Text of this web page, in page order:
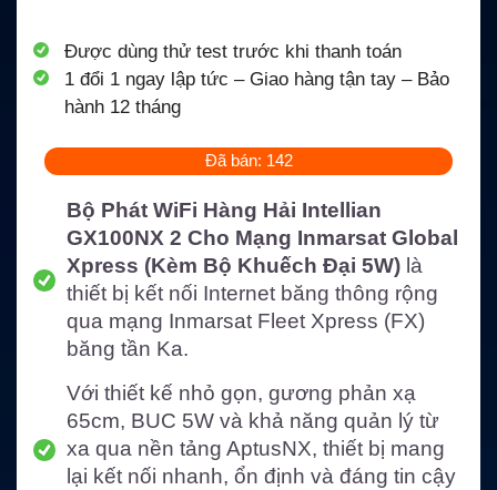
Được dùng thử test trước khi thanh toán
1 đổi 1 ngay lập tức – Giao hàng tận tay – Bảo
hành 12 tháng
Đã bán: 142
Bộ Phát WiFi Hàng Hải Intellian
GX100NX 2 Cho Mạng Inmarsat Global
Xpress (Kèm Bộ Khuếch Đại 5W) là
thiết bị kết nối Internet băng thông rộng
qua mạng Inmarsat Fleet Xpress (FX)
băng tần Ka.
Với thiết kế nhỏ gọn, gương phản xạ
65cm, BUC 5W và khả năng quản lý từ
xa qua nền tảng AptusNX, thiết bị mang
lại kết nối nhanh, ổn định và đáng tin cậy